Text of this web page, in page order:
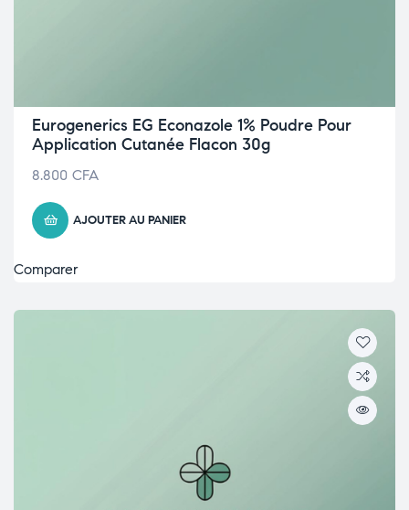
Eurogenerics EG Econazole 1% Poudre Pour
Application Cutanée Flacon 30g
8.800 CFA
AJOUTER AU PANIER
Comparer